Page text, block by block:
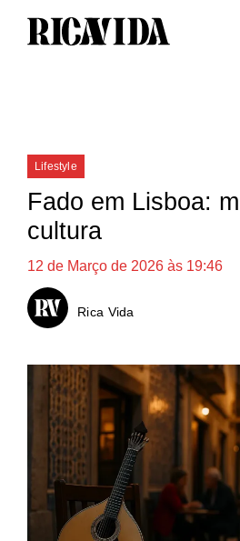
Categorias
Lifestyle
Fado em Lisboa:
cultura
12 de Março de 2026 às 19:46
Rica Vida